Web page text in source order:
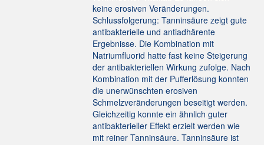
keine erosiven Veränderungen.
Schlussfolgerung: Tanninsäure zeigt gute
antibakterielle und antiadhärente
Ergebnisse. Die Kombination mit
Natriumfluorid hatte fast keine Steigerung
der antibakteriellen Wirkung zufolge. Nach
Kombination mit der Pufferlösung konnten
die unerwünschten erosiven
Schmelzveränderungen beseitigt werden.
Gleichzeitig konnte ein ähnlich guter
antibakterieller Effekt erzielt werden wie
mit reiner Tanninsäure. Tanninsäure ist